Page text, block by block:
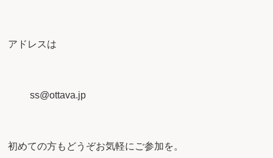
アドレスは
ss@ottava.jp
初めての方もどうぞお気軽にご参加を。